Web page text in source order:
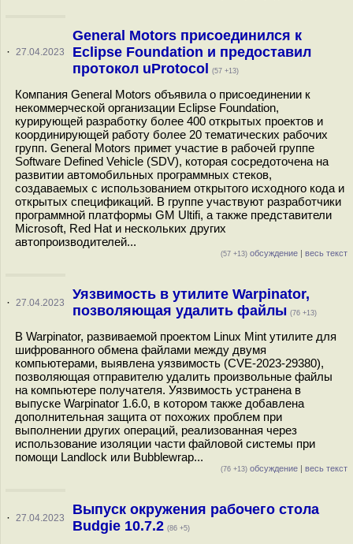
· 27.04.2023
General Motors присоединился к
Eclipse Foundation и предоставил
протокол uProtocol
(57 +13)
Компания General Motors объявила о присоединении к
некоммерческой организации Eclipse Foundation,
курирующей разработку более 400 открытых проектов и
координирующей работу более 20 тематических рабочих
групп. General Motors примет участие в рабочей группе
Software Defined Vehicle (SDV), которая сосредоточена на
развитии автомобильных программных стеков,
создаваемых с использованием открытого исходного кода и
открытых спецификаций. В группе участвуют разработчики
программной платформы GM Ultifi, а также представители
Microsoft, Red Hat и нескольких других
автопроизводителей...
(57 +13) обсуждение | весь текст
· 27.04.2023
Уязвимость в утилите Warpinator,
позволяющая удалить файлы (76 +13)
В Warpinator, развиваемой проектом Linux Mint утилите для
шифрованного обмена файлами между двумя
компьютерами, выявлена уязвимость (CVE-2023-29380),
позволяющая отправителю удалить произвольные файлы
на компьютере получателя. Уязвимость устранена в
выпуске Warpinator 1.6.0, в котором также добавлена
дополнительная защита от похожих проблем при
выполнении других операций, реализованная через
использование изоляции части файловой системы при
помощи Landlock или Bubblewrap...
(76 +13) обсуждение | весь текст
· 27.04.2023
Выпуск окружения рабочего стола
Budgie 10.7.2 (86 +5)